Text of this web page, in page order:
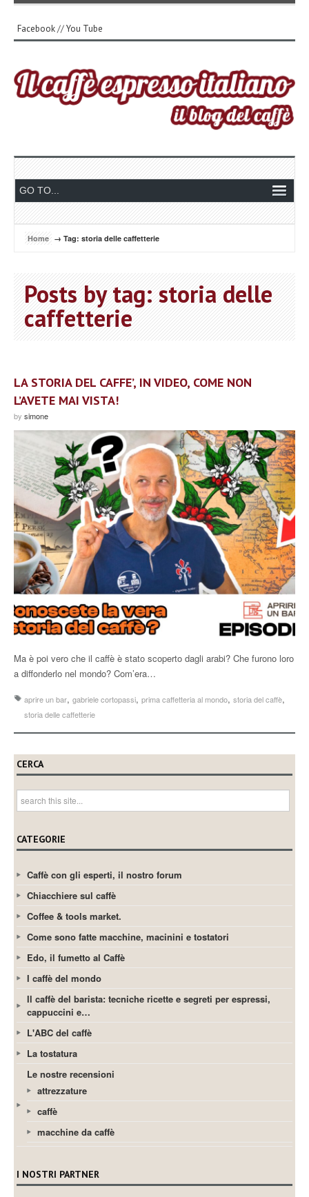
Facebook//You Tube
Home → Tag: storia delle caffetterie
Posts by tag: storia delle
caffetterie
LA STORIA DEL CAFFE’, IN VIDEO, COME NON
L’AVETE MAI VISTA!
by simone
Ma è poi vero che il caffè è stato scoperto dagli arabi? Che furono loro
a diffonderlo nel mondo? Com’era…
aprire un bar, gabriele cortopassi, prima caffetteria al mondo, storia del caffè,
storia delle caffetterie
CERCA
CATEGORIE
Caffè con gli esperti, il nostro forum
Chiacchiere sul caffè
Coffee & tools market.
Come sono fatte macchine, macinini e tostatori
Edo, il fumetto al Caffè
I caffè del mondo
Il caffè del barista: tecniche ricette e segreti per espressi,
cappuccini e…
L'ABC del caffè
La tostatura
Le nostre recensioni
attrezzature
caffè
macchine da caffè
I NOSTRI PARTNER